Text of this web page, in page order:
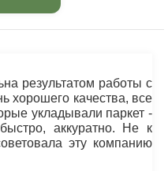
результатом работы с
хорошего качества, все
укладывали паркет -
аккуратно. Не к
эту компанию